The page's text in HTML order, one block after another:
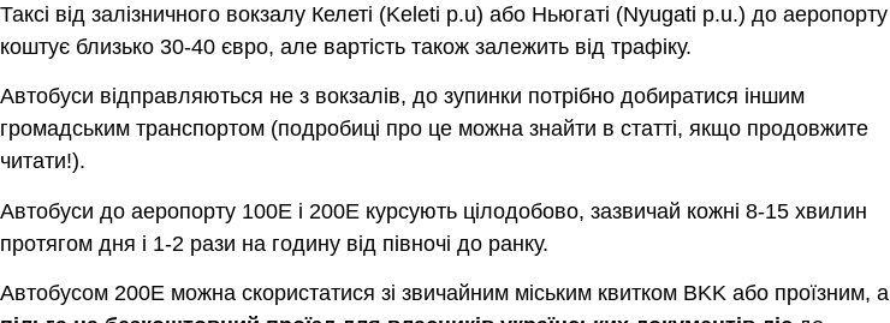
Таксі від залізничного вокзалу Келеті (Keleti p.u) або Ньюгаті (Nyugati p.u.) до аеропорту
коштує близько 30-40 євро, але вартість також залежить від трафіку.
Автобуси відправляються не з вокзалів, до зупинки потрібно добиратися іншим
громадським транспортом (подробиці про це можна знайти в статті, якщо продовжите
читати!).
Автобуси до аеропорту 100E і 200E курсують цілодобово, зазвичай кожні 8-15 хвилин
протягом дня і 1-2 рази на годину від півночі до ранку.
Автобусом 200E можна скористатися зі звичайним міським квитком BKK або проїзним, а